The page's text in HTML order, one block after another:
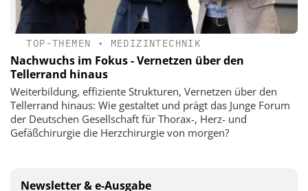
TOP-THEMEN • MEDIZINTECHNIK
Nachwuchs im Fokus - Vernetzen über den
Tellerrand hinaus
Weiterbildung, effiziente Strukturen, Vernetzen über den
Tellerrand hinaus: Wie gestaltet und prägt das Junge Forum
der Deutschen Gesellschaft für Thorax-, Herz- und
Gefäßchirurgie die Herzchirurgie von morgen?
Newsletter & e-Ausgabe